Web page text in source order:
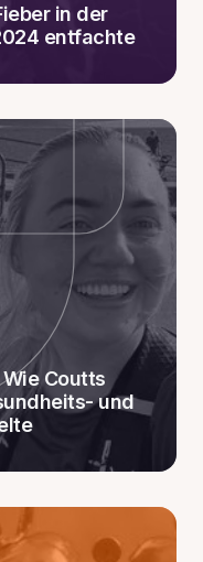
in der
entfachte
Coutts
und